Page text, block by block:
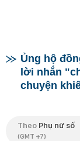
Ủng hộ
lời nhắn
chuyện
Theo Phụ nữ số
(GMT +7)